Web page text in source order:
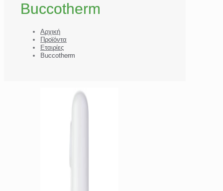
Buccotherm
Αρχική
Προϊόντα
Εταιρίες
Buccotherm